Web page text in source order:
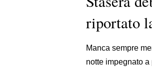
riportato
Manca sempre
notte impegnato